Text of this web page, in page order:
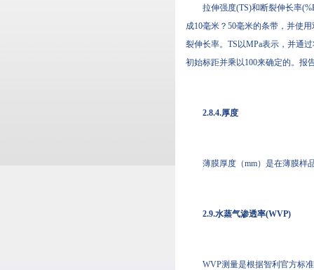
拉伸强度(TS)和断裂伸长率
成10毫米？50毫米的条带，
裂伸长率。TS以MPa表示，并
初始标距并乘以100来确定的。
2.8.4.厚度
薄膜厚度（mm）是在薄膜样品
2.9.水蒸气渗透率(WVP)
WVP测量是根据智利官方标准